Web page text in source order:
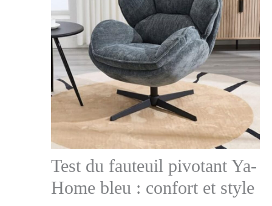
Test du fauteuil pivotant Ya-
Home bleu : confort et style